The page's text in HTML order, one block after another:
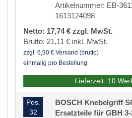
Artikelnummer: EB-
1613124098
Netto: 17,74 € zzgl. MwSt.
Brutto: 21,11 € inkl. MwSt.
zzgl. 6,90 € Versand (brutto)
einmalig pro Bestellung
Lieferzeit: 10
Pos.
32
BOSCH Knebelgriff
Ersatzteile für GBH 3-